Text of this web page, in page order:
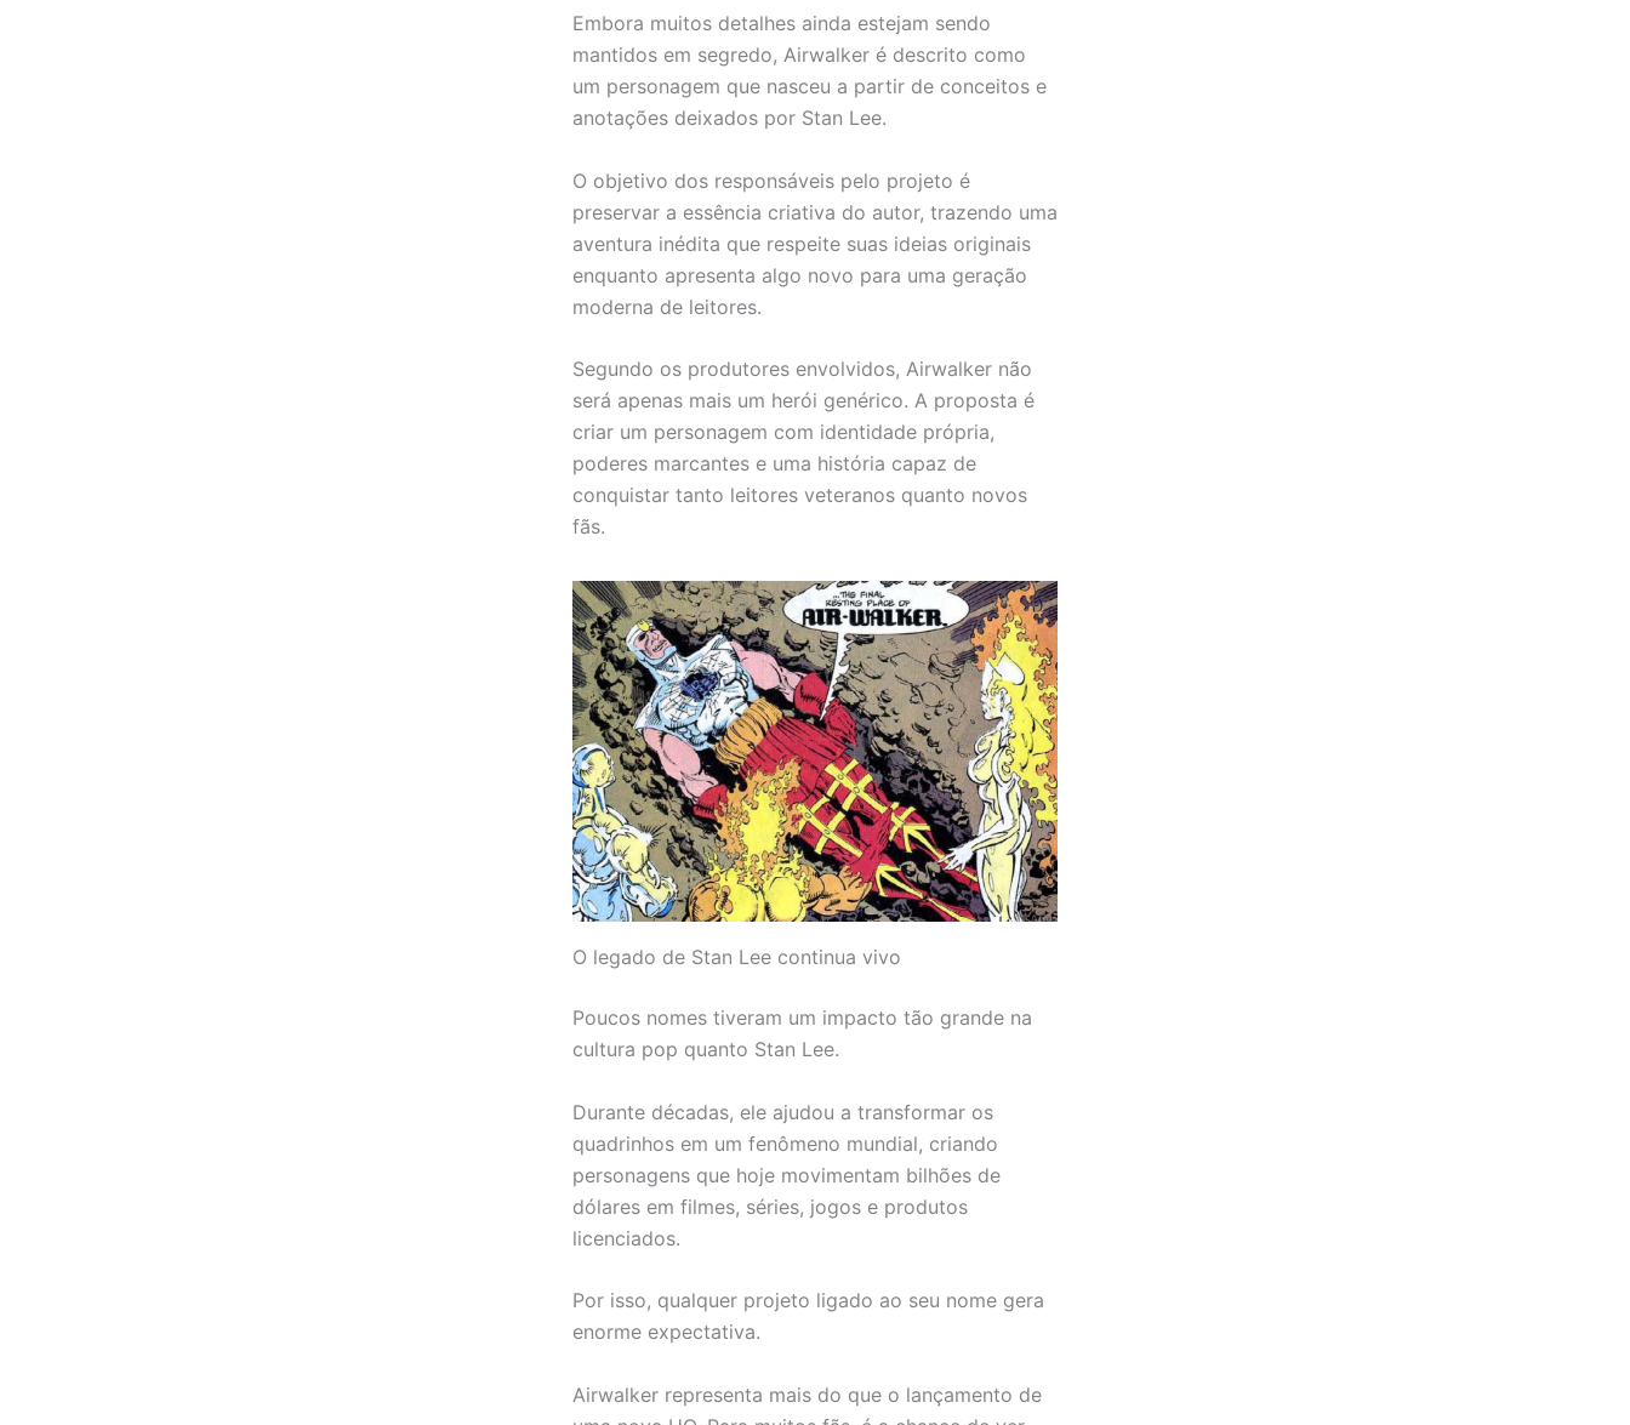
Embora muitos detalhes ainda estejam sendo
mantidos em segredo, Airwalker é descrito como
um personagem que nasceu a partir de conceitos e
anotações deixados por Stan Lee.
O objetivo dos responsáveis pelo projeto é
preservar a essência criativa do autor, trazendo uma
aventura inédita que respeite suas ideias originais
enquanto apresenta algo novo para uma geração
moderna de leitores.
Segundo os produtores envolvidos, Airwalker não
será apenas mais um herói genérico. A proposta é
criar um personagem com identidade própria,
poderes marcantes e uma história capaz de
conquistar tanto leitores veteranos quanto novos
fãs.
O legado de Stan Lee continua vivo
Poucos nomes tiveram um impacto tão grande na
cultura pop quanto Stan Lee.
Durante décadas, ele ajudou a transformar os
quadrinhos em um fenômeno mundial, criando
personagens que hoje movimentam bilhões de
dólares em filmes, séries, jogos e produtos
licenciados.
Por isso, qualquer projeto ligado ao seu nome gera
enorme expectativa.
Airwalker representa mais do que o lançamento de